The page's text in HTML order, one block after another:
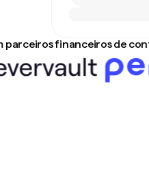
parceiros financeiros de